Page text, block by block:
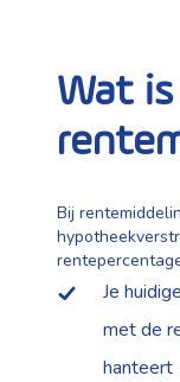
Wat is
Bij
Je
met de
hanteert